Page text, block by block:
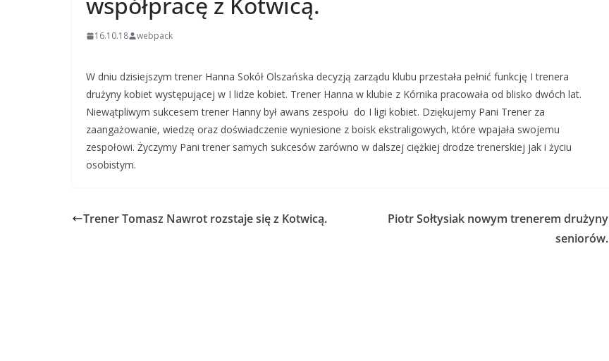
16.10.18 webpack
W dniu dzisiejszym trener Hanna Sokół Olszańska decyzją zarządu klubu przestała pełnić funkcję I trenera
drużyny kobiet występującej w I lidze kobiet. Trener Hanna w klubie z Kórnika pracowała od blisko dwóch lat.
Niewątpliwym sukcesem trener Hanny był awans zespołu do I ligi kobiet. Dziękujemy Pani Trener za
zaangażowanie, wiedzę oraz doświadczenie wyniesione z boisk ekstraligowych, które wpajała swojemu
zespołowi. Życzymy Pani trener samych sukcesów zarówno w dalszej ciężkiej drodze trenerskiej jak i życiu
osobistym.
Trener Tomasz Nawrot rozstaje się z Kotwicą.
Piotr Sołtysiak nowym trenerem drużyny
seniorów.